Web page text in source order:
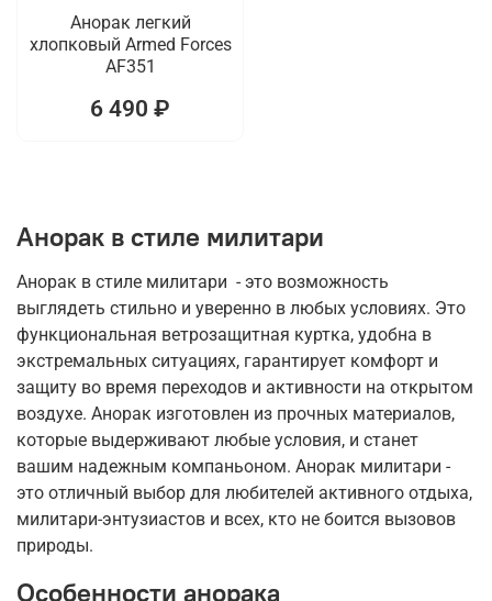
Анорак легкий
хлопковый Armed Forces
AF351
6 490 ₽
Анорак в стиле милитари
Анорак в стиле милитари - это возможность
выглядеть стильно и уверенно в любых условиях. Это
функциональная ветрозащитная куртка, удобна в
экстремальных ситуациях, гарантирует комфорт и
защиту во время переходов и активности на открытом
воздухе. Анорак изготовлен из прочных материалов,
которые выдерживают любые условия, и станет
вашим надежным компаньоном. Анорак милитари -
это отличный выбор для любителей активного отдыха,
милитари-энтузиастов и всех, кто не боится вызовов
природы.
Особенности анорака